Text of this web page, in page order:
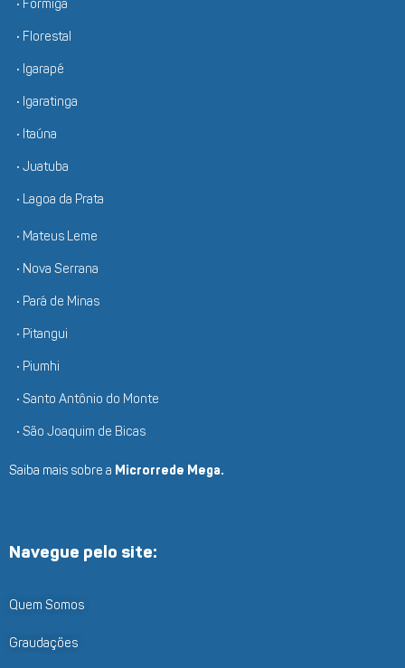
• Formiga
• Florestal
• Igarapé
• Igaratinga
• Itaúna
• Juatuba
• Lagoa da Prata
• Mateus Leme
• Nova Serrana
• Pará de Minas
• Pitangui
• Piumhi
• Santo Antônio do Monte
• São Joaquim de Bicas
Saiba mais sobre a Microrrede Mega.
Navegue pelo site:
Quem Somos
Graudações